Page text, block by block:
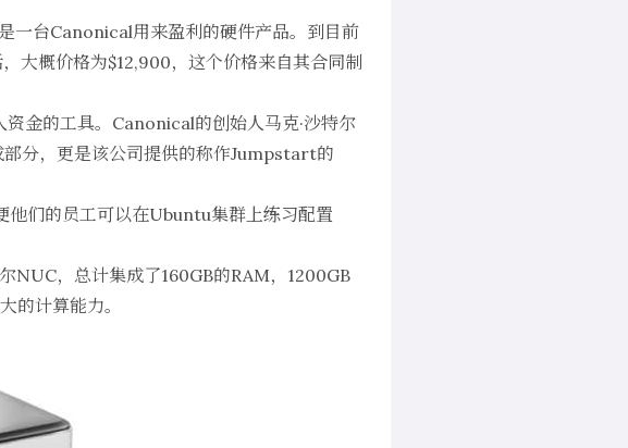
一台Canonical用来盈利的硬件产品。到目前
大概价格为$12,900，这个价格来自其合同制
金的工具。Canonical的创始人马克·沙特尔
分，更是该公司提供的称作Jumpstart的
们的员工可以在Ubuntu集群上练习配置
NUC，总计集成了160GB的RAM，1200GB
的计算能力。